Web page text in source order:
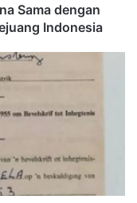
Sama dengan
Indonesia